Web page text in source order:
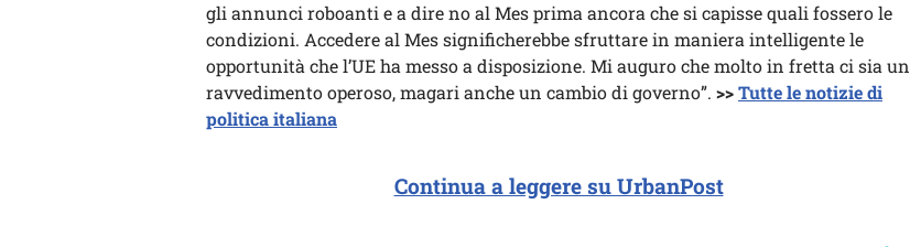
gli annunci roboanti e a dire no al Mes prima ancora che si capisse quali fossero le
condizioni. Accedere al Mes significherebbe sfruttare in maniera intelligente le
opportunità che l’UE ha messo a disposizione. Mi auguro che molto in fretta ci sia un
ravvedimento operoso, magari anche un cambio di governo”. >>Tutte le notizie di
politica italiana
Continua a leggere su UrbanPost